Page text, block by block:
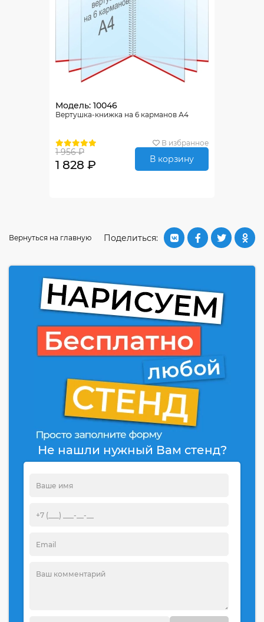
Модель: 10046
Вертушка-книжка на 6 карманов А4
В избранное
1 956 ₽
1 828 ₽ В корзину
Поделиться:
Вернуться на главную
Не нашли нужный Вам стенд?